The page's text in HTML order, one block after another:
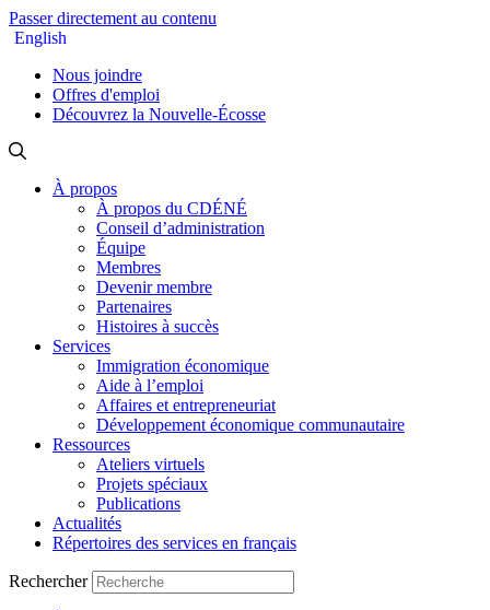
Passer directement au contenu
English
Nous joindre
Offres d'emploi
Découvrez la Nouvelle-Écosse
À propos
À propos du CDÉNÉ
Conseil d’administration
Équipe
Membres
Devenir membre
Partenaires
Histoires à succès
Services
Immigration économique
Aide à l’emploi
Affaires et entrepreneuriat
Développement économique communautaire
Ressources
Ateliers virtuels
Projets spéciaux
Publications
Actualités
Répertoires des services en français
Rechercher